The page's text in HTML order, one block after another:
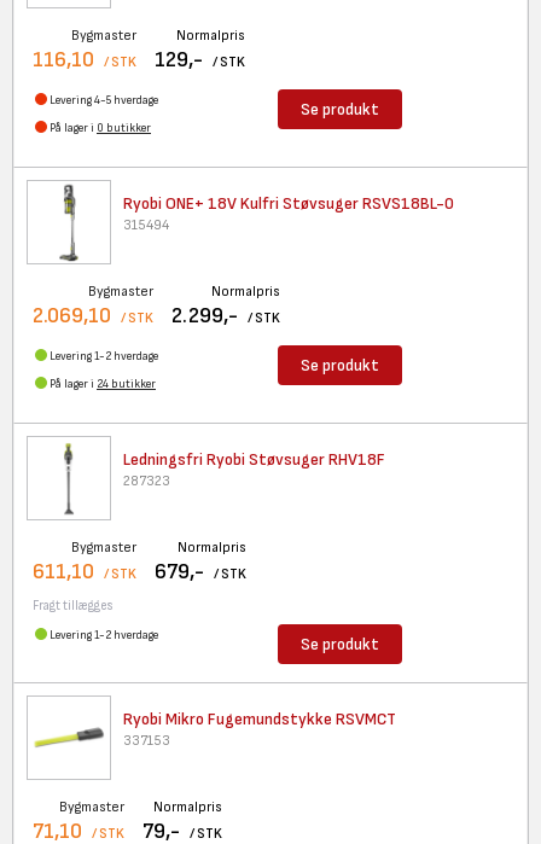
Bygmaster
116,10 / STK
Normalpris
129,- / STK
Levering 4-5 hverdage
På lager i 0 butikker
Se produkt
Ryobi ONE+ 18V Kulfri Støvsuger RSVS18BL-0
315494
Bygmaster
2.069,10 / STK
Normalpris
2.299,- / STK
Levering 1-2 hverdage
På lager i 24 butikker
Se produkt
Ledningsfri Ryobi StøvsugerRHV18F
287323
Bygmaster
611,10 / STK
Normalpris
679,- / STK
Fragt tillægges
Levering 1-2 hverdage Se produkt
Ryobi Mikro Fugemundstykke RSVMCT
337153
Bygmaster
71,10 / STK
Normalpris
79,- / STK